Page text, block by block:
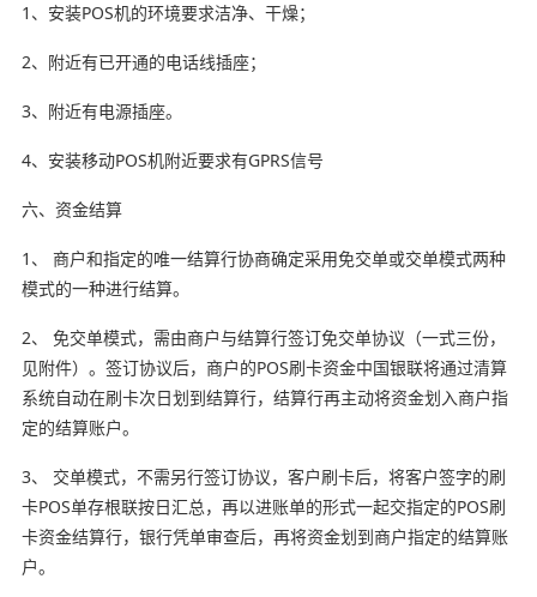
1、安装POS机的环境要求洁净、干燥；
2、附近有已开通的电话线插座；
3、附近有电源插座。
4、安装移动POS机附近要求有GPRS信号
六、资金结算
1、 商户和指定的唯一结算行协商确定采用免交单或交单模式两种
模式的一种进行结算。
2、 免交单模式，需由商户与结算行签订免交单协议（一式三份，
见附件）。签订协议后，商户的POS刷卡资金中国银联将通过清算
系统自动在刷卡次日划到结算行，结算行再主动将资金划入商户指
定的结算账户。
3、 交单模式，不需另行签订协议，客户刷卡后，将客户签字的刷
卡POS单存根联按日汇总，再以进账单的形式一起交指定的POS刷
卡资金结算行，银行凭单审查后，再将资金划到商户指定的结算账
户。